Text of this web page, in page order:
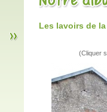
Les lavoirs de
(Cliquer